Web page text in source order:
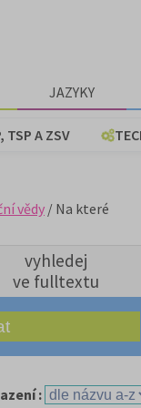
JAZYKY
TSP A ZSV
vědy / Na které
vyhledej
ve fulltextu
: